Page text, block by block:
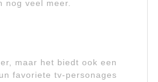
veel meer.
maar het biedt ook een
favoriete tv-personages